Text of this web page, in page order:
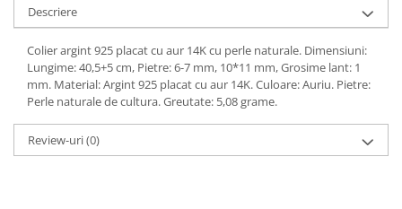
Descriere
Colier argint 925 placat cu aur 14K cu perle naturale. Dimensiuni:
Lungime: 40,5+5 cm, Pietre: 6-7 mm, 10*11 mm, Grosime lant: 1
mm. Material: Argint 925 placat cu aur 14K. Culoare: Auriu. Pietre:
Perle naturale de cultura. Greutate: 5,08 grame.
Review-uri(0)